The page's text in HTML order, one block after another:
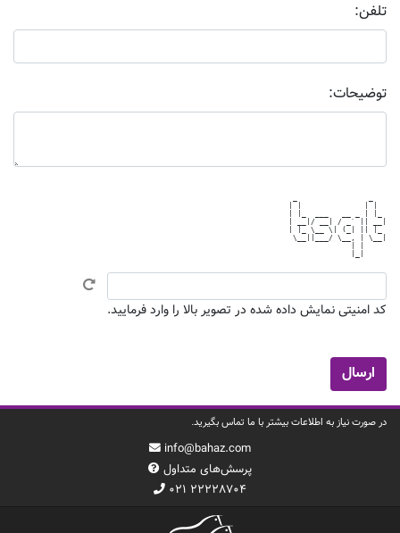
تلفن:
توضیحات:
| __|/ __| / _` || __|
| |_ \__ \| (_| || |_
\__||___/ \__, | \__|
کد امنیتی نمایش داده شده در تصویر بالا را وارد فرمایید.
در صورت نیاز به اطلاعات بیشتر با ما تماس بگیرید.
info@bahaz.com
پرسش‌های متداول
۰۲۱ ۲۲۲۲۸۷۰۴